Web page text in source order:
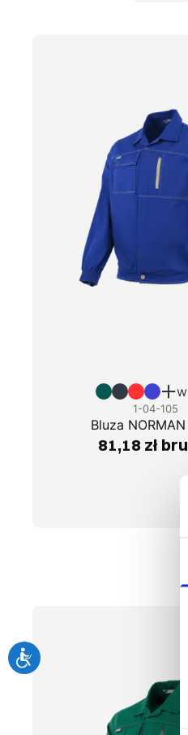
1-04-105
Bluza NORMAN
81,18 zł